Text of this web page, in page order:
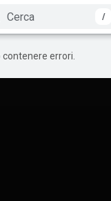
/
errori.